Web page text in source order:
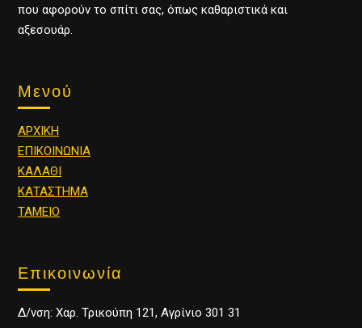
που αφορούν το σπίτι σας, όπως καθαριστικά και
αξεσουάρ.
Μενού
ΑΡΧΙΚΗ
ΕΠΙΚΟΙΝΩΝΙΑ
ΚΑΛΑΘΙ
ΚΑΤΑΣΤΗΜΑ
ΤΑΜΕΙΟ
Επικοινωνία
Δ/νση: Χαρ. Τρικούπη 121, Αγρίνιο 301 31